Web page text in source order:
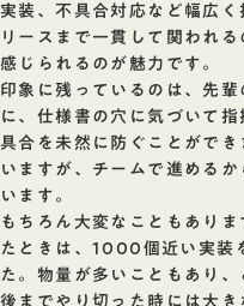
実装、不具合対応など幅広
リースまで一貫して関われ
感じられるのが魅力です。
印象に残っているのは、先
に、仕様書の穴に気づいて
具合を未然に防ぐことがで
いますが、チームで進める
います。
もちろん大変なこともあり
たときは、1000個近い実装
た。物量が多いこともあり
後までやり切った時には大